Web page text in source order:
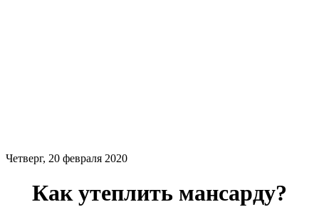
Четверг, 20 февраля 2020
Как утеплить мансарду?